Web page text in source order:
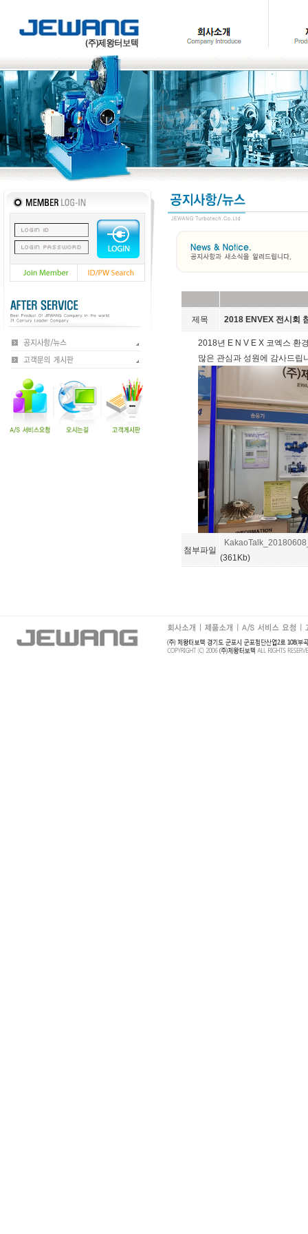
제목 2018 ENVEX 전시회
2018년 E N V E X 코엑스 환
많은 관심과 성원에 감사드립
첨부파일
(361Kb)